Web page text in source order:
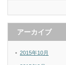
アーカイブ
2015年10月